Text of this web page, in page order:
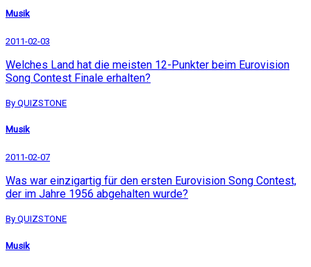
Musik
2011-02-03
Welches Land hat die meisten 12-Punkter beim Eurovision
Song Contest Finale erhalten?
By QUIZSTONE
Musik
2011-02-07
Was war einzigartig für den ersten Eurovision Song Contest,
der im Jahre 1956 abgehalten wurde?
By QUIZSTONE
Musik